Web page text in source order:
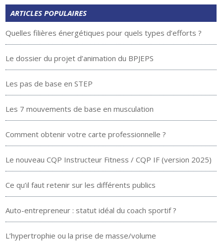
ARTICLES POPULAIRES
Quelles filières énergétiques pour quels types d’efforts ?
Le dossier du projet d’animation du BPJEPS
Les pas de base en STEP
Les 7 mouvements de base en musculation
Comment obtenir votre carte professionnelle ?
Le nouveau CQP Instructeur Fitness / CQP IF (version 2025)
Ce qu’il faut retenir sur les différents publics
Auto-entrepreneur : statut idéal du coach sportif ?
L’hypertrophie ou la prise de masse/volume